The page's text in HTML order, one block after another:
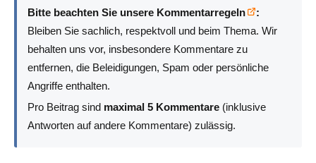
Bitte beachten Sie unsere Kommentarregeln
:
Bleiben Sie sachlich, respektvoll und beim Thema. Wir
behalten uns vor, insbesondere Kommentare zu
entfernen, die Beleidigungen, Spam oder persönliche
Angriffe enthalten.
Pro Beitrag sind maximal 5 Kommentare (inklusive
Antworten auf andere Kommentare) zulässig.